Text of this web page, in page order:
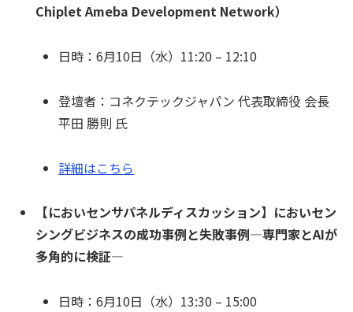
Chiplet Ameba Development Network）
日時：6月10日（水）11:20 – 12:10
登壇者：コネクテックジャパン 代表取締役 会長
平田 勝則 氏
詳細はこちら
【においセンサパネルディスカッション】においセン
シングビジネスの成功事例と失敗事例―専門家とAIが
多角的に検証―
日時：6月10日（水）13:30 – 15:00